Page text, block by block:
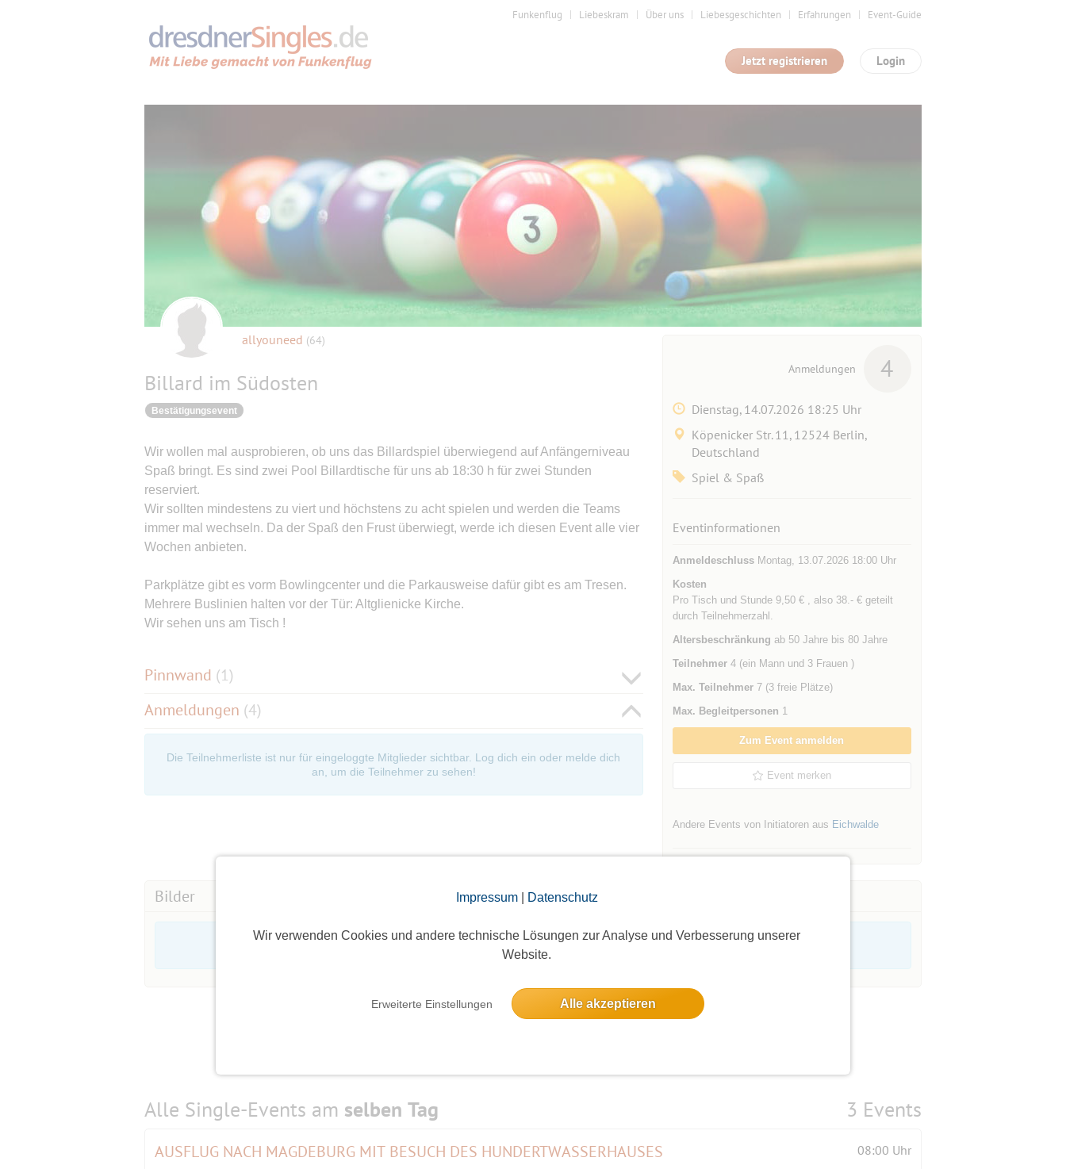
Impressum| Datenschutz
Wir verwenden Cookies und andere technische Lösungen zur Analyse und Verbesserung unserer
Website.
Erweiterte Einstellungen Alle akzeptieren
Funkenflug Liebeskram Über uns Liebesgeschichten Erfahrungen Event-Guide
Login
Jetzt registrieren
allyouneed (64)
Billard im Südosten
Bestätigungsevent
Wir wollen mal ausprobieren, ob uns das Billardspiel überwiegend auf Anfängerniveau
Spaß bringt. Es sind zwei Pool Billardtische für uns ab 18:30 h für zwei Stunden
reserviert.
Wir sollten mindestens zu viert und höchstens zu acht spielen und werden die Teams
immer mal wechseln. Da der Spaß den Frust überwiegt, werde ich diesen Event alle vier
Wochen anbieten.
Parkplätze gibt es vorm Bowlingcenter und die Parkausweise dafür gibt es am Tresen.
Mehrere Buslinien halten vor der Tür: Altglienicke Kirche.
Wir sehen uns am Tisch !
Pinnwand (1)
Anmeldungen (4)
Die Teilnehmerliste ist nur für eingeloggte Mitglieder sichtbar. Log dich ein oder melde dich
an, um die Teilnehmer zu sehen!
Anmeldungen 4
Dienstag, 14.07.2026 18:25 Uhr
Köpenicker Str. 11, 12524 Berlin,
Deutschland
Spiel & Spaß
Eventinformationen
AnmeldeschlussMontag, 13.07.2026 18:00 Uhr
Kosten
Pro Tisch und Stunde 9,50 € , also 38.- € geteilt
durch Teilnehmerzahl.
Altersbeschränkung ab 50 Jahre bis 80 Jahre
Teilnehmer4 (ein Mann und 3 Frauen )
Max. Teilnehmer7 (3 freie Plätze)
Max. Begleitpersonen 1
Zum Event anmelden
Event merken
Andere Events von Initiatoren aus Eichwalde
Bilder
Die Bildergalerien sind nur für eingeloggte Mitglieder sichtbar.
Alle Single-Events am selben Tag 3 Events
AUSFLUG NACH MAGDEBURG MIT BESUCH DES HUNDERTWASSERHAUSES 08:00 Uhr